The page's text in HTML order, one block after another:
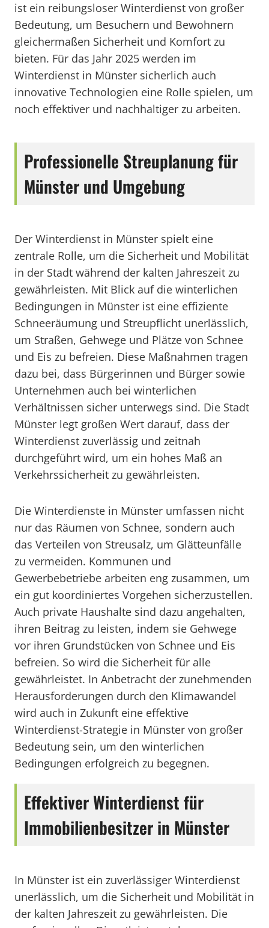
ist ein reibungsloser Winterdienst von großer
Bedeutung, um Besuchern und Bewohnern
gleichermaßen Sicherheit und Komfort zu
bieten. Für das Jahr 2025 werden im
Winterdienst in Münster sicherlich auch
innovative Technologien eine Rolle spielen, um
noch effektiver und nachhaltiger zu arbeiten.
Professionelle Streuplanung für
Münster und Umgebung
Der Winterdienst in Münster spielt eine
zentrale Rolle, um die Sicherheit und Mobilität
in der Stadt während der kalten Jahreszeit zu
gewährleisten. Mit Blick auf die winterlichen
Bedingungen in Münster ist eine effiziente
Schneeräumung und Streupflicht unerlässlich,
um Straßen, Gehwege und Plätze von Schnee
und Eis zu befreien. Diese Maßnahmen tragen
dazu bei, dass Bürgerinnen und Bürger sowie
Unternehmen auch bei winterlichen
Verhältnissen sicher unterwegs sind. Die Stadt
Münster legt großen Wert darauf, dass der
Winterdienst zuverlässig und zeitnah
durchgeführt wird, um ein hohes Maß an
Verkehrssicherheit zu gewährleisten.
Die Winterdienste in Münster umfassen nicht
nur das Räumen von Schnee, sondern auch
das Verteilen von Streusalz, um Glätteunfälle
zu vermeiden. Kommunen und
Gewerbebetriebe arbeiten eng zusammen, um
ein gut koordiniertes Vorgehen sicherzustellen.
Auch private Haushalte sind dazu angehalten,
ihren Beitrag zu leisten, indem sie Gehwege
vor ihren Grundstücken von Schnee und Eis
befreien. So wird die Sicherheit für alle
gewährleistet. In Anbetracht der zunehmenden
Herausforderungen durch den Klimawandel
wird auch in Zukunft eine effektive
Winterdienst-Strategie in Münster von großer
Bedeutung sein, um den winterlichen
Bedingungen erfolgreich zu begegnen.
Effektiver Winterdienst für
Immobilienbesitzer in Münster
In Münster ist ein zuverlässiger Winterdienst
unerlässlich, um die Sicherheit und Mobilität in
der kalten Jahreszeit zu gewährleisten. Die